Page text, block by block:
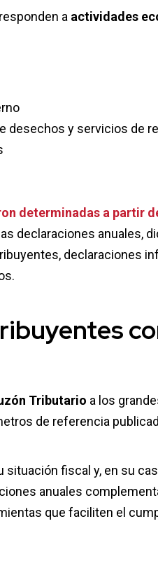
a actividades
desechos y servicios de
determinadas a partir
declaraciones anuales,
declaraciones
Tributario a los
de referencia
fiscal y, en su
anuales
que faciliten el